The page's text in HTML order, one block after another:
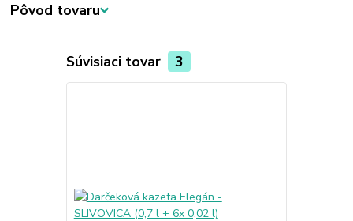
Pôvod tovaru
Súvisiaci tovar 3